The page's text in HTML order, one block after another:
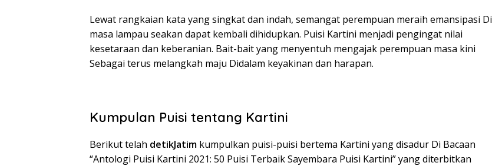
Lewat rangkaian kata yang singkat dan indah, semangat perempuan meraih emansipasi Di
masa lampau seakan dapat kembali dihidupkan. Puisi Kartini menjadi pengingat nilai
kesetaraan dan keberanian. Bait-bait yang menyentuh mengajak perempuan masa kini
Sebagai terus melangkah maju Didalam keyakinan dan harapan.
Kumpulan Puisi tentang Kartini
Berikut telah detikJatim kumpulkan puisi-puisi bertema Kartini yang disadur Di Bacaan
“Antologi Puisi Kartini 2021: 50 Puisi Terbaik Sayembara Puisi Kartini” yang diterbitkan